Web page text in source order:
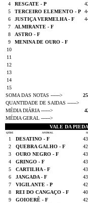
4
RESGATE - P
5
TERCEIRO ELEMENTO - P
6
JUSTIÇA VERMELHA - F
7
ALMIRANTE - F
8
ASTRO - F
9
MENINA DE OURO - F
10
11
12
13
14
15
SOMA DAS NOTAS ------>
QUANTIDADE DE SAIDAS ------>
MÉDIA DIÁRIA ------>
MÉDIA GERAL ------>
VALE DA
QTDE ANIMAL
1 DESATINO - F
2
QUEBRA GALHO - F
3
OURO NEGRO - F
4
GRINGO - F
5
CARTILHA - F
6
JANGADA - F
7
VIGILANTE - P
8
REI DO CANGAÇO - F
9
GOIOERÊ - F